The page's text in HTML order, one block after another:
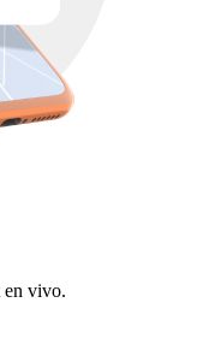
en vivo.